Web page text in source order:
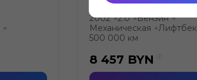
●
2002 ●2.0 ●Бензин ●
Механическая ●Лифтбек
500 000 км
8 457 BYN